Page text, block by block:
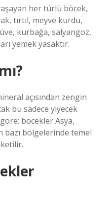
her türlü böcek,
tırtıl, meyve kurdu,
kurbağa, salyangoz,
yemek yasaktır.
açısından zengin
bu sadece yiyecek
göre; böcekler Asya,
bazı bölgelerinde temel